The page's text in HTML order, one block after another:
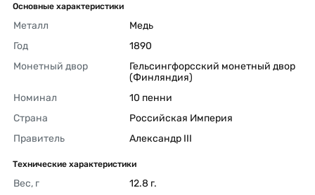
Основные характеристики
Металл
Медь
Год
1890
Монетный двор
Гельсингфорсский монетный двор
(Финляндия)
Номинал
10 пенни
Страна
Российская Империя
Правитель
Александр III
Технические характеристики
Вес, г
12.8 г.